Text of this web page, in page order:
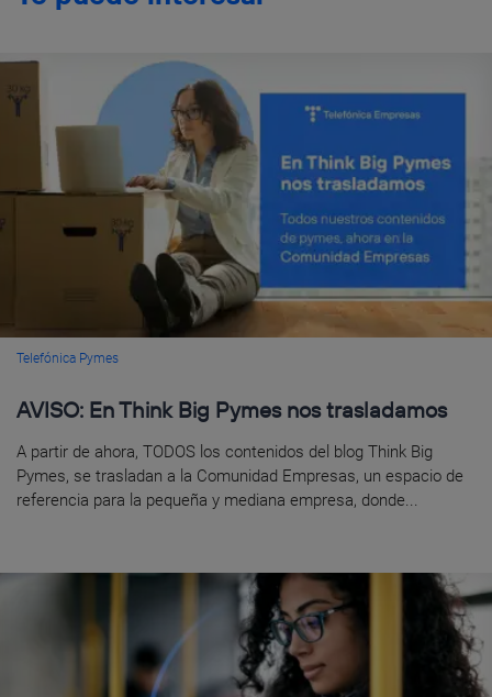
Telefónica Pymes
AVISO: En Think Big Pymes nos trasladamos
A partir de ahora, TODOS los contenidos del blog Think Big
Pymes, se trasladan a la Comunidad Empresas, un espacio de
referencia para la pequeña y mediana empresa, donde...